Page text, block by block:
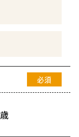
必須
歳